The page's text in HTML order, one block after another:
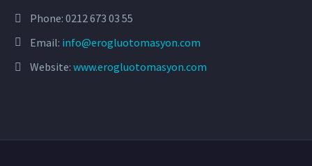
Phone: 0212 673 03 55
Email: info@erogluotomasyon.com
Website: www.erogluotomasyon.com